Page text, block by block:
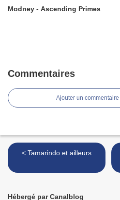
Modney - Ascending Primes
Commentaires
Ajouter un commentaire
< Tamarindo et ailleurs
Hébergé par Canalblog